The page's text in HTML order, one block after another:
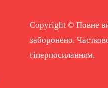
Copyright © Повне
заборонено.
гіперпосиланням.